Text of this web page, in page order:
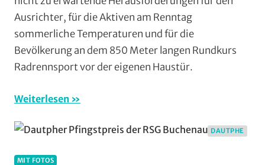
Multimedia,
Orte,
RSG
Buchenau,
RSG
und
RSV
Rundstrecke
Ausrichter, für die Aktiven am Renntag
sommerliche Temperaturen und für die
Bevölkerung an dem 850 Meter langen Rundkurs
Radrennsport vor der eigenen Haustür.
Weiterlesen
DAUTPHE
MIT FOTOS